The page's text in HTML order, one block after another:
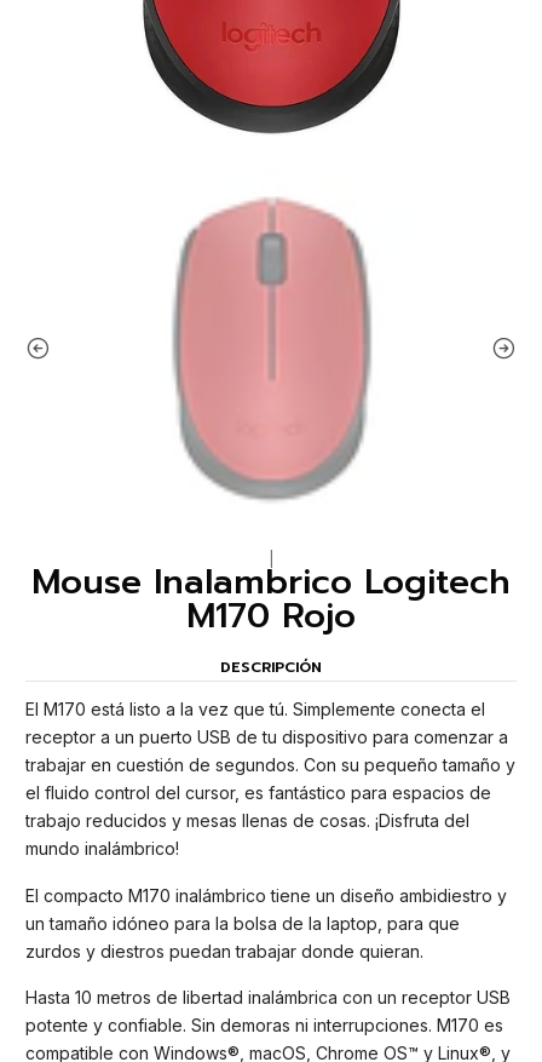
Mouse Inalambrico Logitech
M170 Rojo
DESCRIPCIÓN
El M170 está listo a la vez que tú. Simplemente conecta el
receptor a un puerto USB de tu dispositivo para comenzar a
trabajar en cuestión de segundos. Con su pequeño tamaño y
el fluido control del cursor, es fantástico para espacios de
trabajo reducidos y mesas llenas de cosas. ¡Disfruta del
mundo inalámbrico!
El compacto M170 inalámbrico tiene un diseño ambidiestro y
un tamaño idóneo para la bolsa de la laptop, para que
zurdos y diestros puedan trabajar donde quieran.
Hasta 10 metros de libertad inalámbrica con un receptor USB
potente y confiable. Sin demoras ni interrupciones. M170 es
compatible con Windows®, macOS, Chrome OS™ y Linux®, y